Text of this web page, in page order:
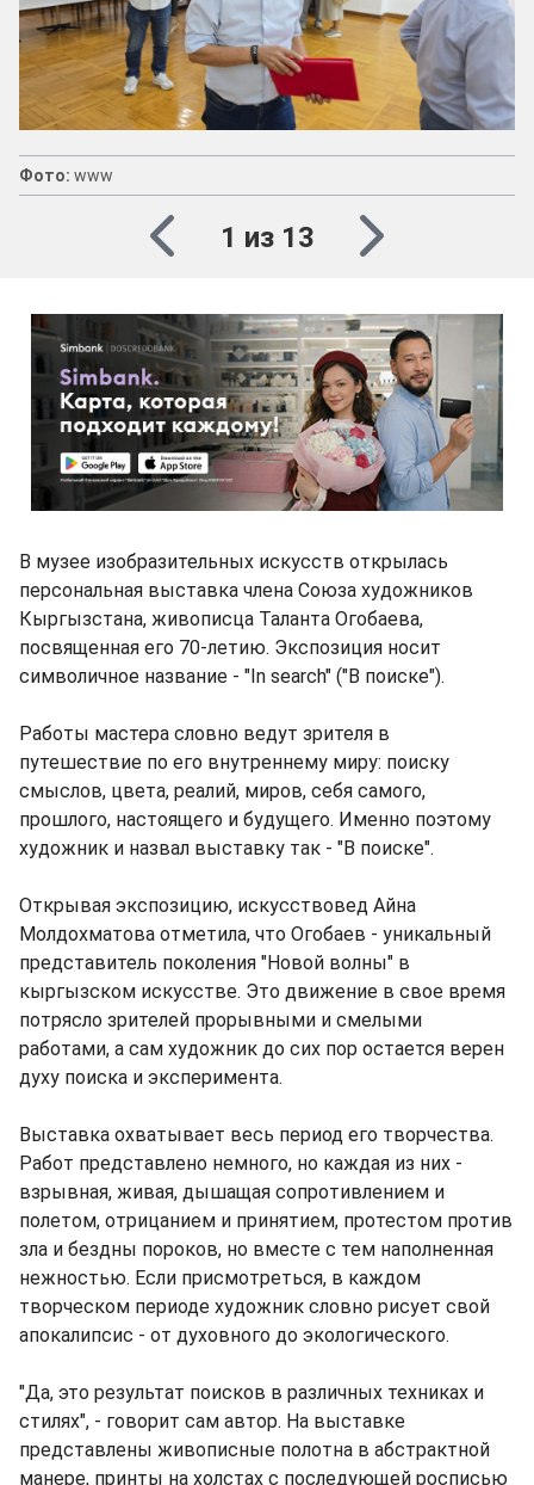
Фото: www
1 из 13
В музее изобразительных искусств открылась
персональная выставка члена Союза художников
Кыргызстана, живописца Таланта Огобаева,
посвященная его 70-летию. Экспозиция носит
символичное название - "In search" ("В поиске").
Работы мастера словно ведут зрителя в
путешествие по его внутреннему миру: поиску
смыслов, цвета, реалий, миров, себя самого,
прошлого, настоящего и будущего. Именно поэтому
художник и назвал выставку так - "В поиске".
Открывая экспозицию, искусствовед Айна
Молдохматова отметила, что Огобаев - уникальный
представитель поколения "Новой волны" в
кыргызском искусстве. Это движение в свое время
потрясло зрителей прорывными и смелыми
работами, а сам художник до сих пор остается верен
духу поиска и эксперимента.
Выставка охватывает весь период его творчества.
Работ представлено немного, но каждая из них -
взрывная, живая, дышащая сопротивлением и
полетом, отрицанием и принятием, протестом против
зла и бездны пороков, но вместе с тем наполненная
нежностью. Если присмотреться, в каждом
творческом периоде художник словно рисует свой
апокалипсис - от духовного до экологического.
"Да, это результат поисков в различных техниках и
стилях", - говорит сам автор. На выставке
представлены живописные полотна в абстрактной
манере, принты на холстах с последующей росписью